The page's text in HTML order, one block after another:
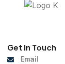
Get In Touch
Email